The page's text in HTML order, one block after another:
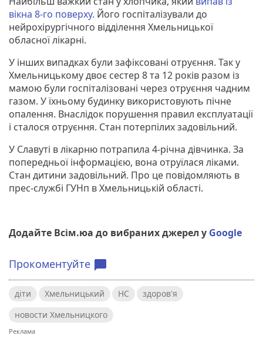
вікна 8-го поверху. Його госпіталізували до
нейрохірургічного відділення Хмельницької
обласної лікарні.
У інших випадках були зафіксовані отруєння. Так у
Хмельницькому двоє сестер 8 та 12 років разом із
мамою були госпіталізовані через отруєння чадним
газом. У їхньому будинку використовують пічне
опалення. Внаслідок порушення правил експлуатації
і сталося отруєння. Стан потерпілих задовільний.
У Славуті в лікарню потрапила 4-річна дівчинка. За
попередньої інформацією, вона отруїлася ліками.
Стан дитини задовільний. Про це повідомляють в
прес-службі ГУНп в Хмельницькій області.
Додайте Всім.юа до вибраних джерел у Google
Прокоментуйте chat_bubble
діти Хмельницький НС
здоров'я
новости Хмельницкого